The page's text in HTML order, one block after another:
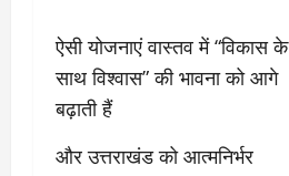
ऐसी योजनाएं वास्तव में “विकास के
साथ विश्वास” की भावना को आगे
बढ़ाती हैं
और उत्तराखंड को आत्मनिर्भर